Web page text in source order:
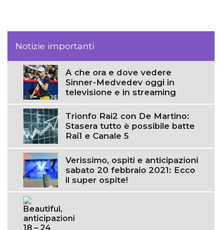
Notizie importanti
A che ora e dove vedere
Sinner-Medvedev oggi in
televisione e in streaming
Trionfo Rai2 con De Martino:
Stasera tutto è possibile batte
Rai1 e Canale 5
Verissimo, ospiti e anticipazioni
sabato 20 febbraio 2021: Ecco
il super ospite!